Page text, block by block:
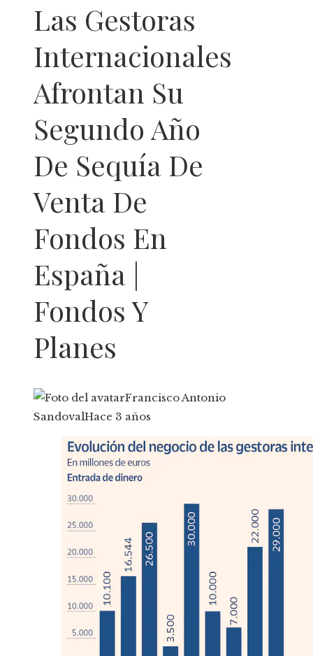
Las Gestoras
Internacionales
Afrontan Su
Segundo Año
De Sequía De
Venta De
Fondos En
España |
Fondos Y
Planes
Francisco Antonio
SandovalHace 3 años